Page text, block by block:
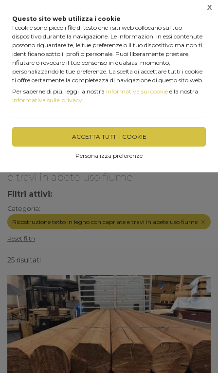
Questo sito web utilizza i cookie
I cookie sono piccoli file di testo che i siti web collocano sul tuo
dispositivo durante la navigazione. Le informazioni in essi contenute
possono riguardare te, le tue preferenze o il tuo dispositivo ma non ti
identificano sotto il profilo personale. Puoi liberamente prestare,
rifiutare o revocare il tuo consenso in qualsiasi momento,
personalizzando le tue preferenze. La scelta di accettare tutti i cookie
ti offre certamente la completezza di navigazione di questo sito web.
Per saperne di più, leggi la nostra Informativa sui cookie e la nostra
Informativa sulla privacy
ACCETTA TUTTI I COOKIE
Personalizza preferenze
X
Home Le nostre realizzazioni Ricostruzione tetto in
Ricostruzione tetto in legno con capriate e travi in abete uso
fiume impregnate in un’antica cascina Siciliana
FILTRA
e travi in abete uso fiume
Filtri attivi:
Categoria:
Ricostruzione tetto in legno con capriate e travi in abete uso fiume
Reset filtri
25 risultati